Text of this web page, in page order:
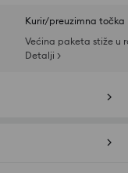
Kurir/preuzimna točka
Većina paketa stiže u
Detalji >